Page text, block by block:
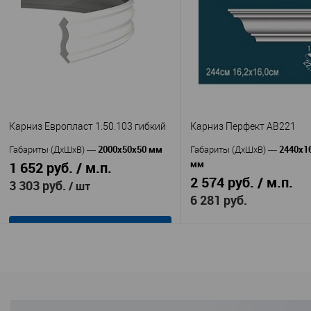
(Perfect Plus)
—P44
— Полимер
повышенной прочности
Россия
В избранное
В наличии
—AA084F
Материал—Полиуретан
Китай
Ширина, мм—33
Карниз Европласт 1.50.103 гибкий
Габариты (ДхШхВ) — 2000х50х50 мм
1 652 руб. / м.п.
3 303 руб. / шт
Карниз Перфект AB221
Габариты (ДхШхВ) —
мм
2 574 руб. / м.п.
6 281 руб.